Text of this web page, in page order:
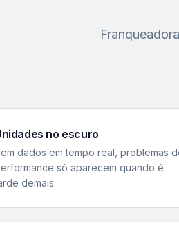
no escuro
dados em tempo real, problemas
só aparecem quando é
demais.